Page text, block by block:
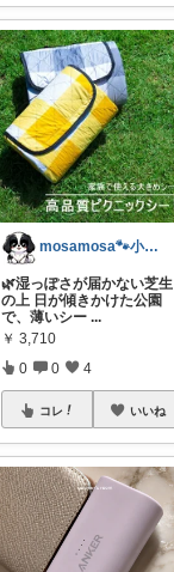
mosamosa🐾小さめバッグの日々✨
🌿湿っぽさが届かない芝生
の上 日が傾きかけた公園
で、薄いシー ...
￥ 3,710
0 0 4
コレ いいね